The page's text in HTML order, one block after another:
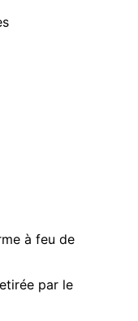
à feu de
par le